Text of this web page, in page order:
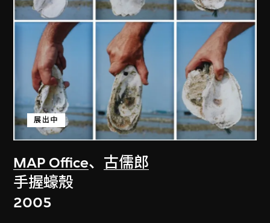
MAP Office、 古儒郎
展出中
手握蠔殼
2005